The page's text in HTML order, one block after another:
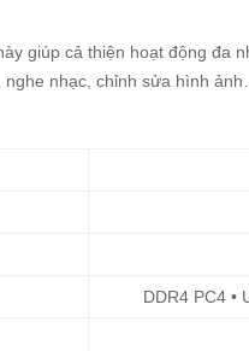
giúp cả thiện hoạt động đa
nhạc, chỉnh sửa hình
DDR4 PC4 •